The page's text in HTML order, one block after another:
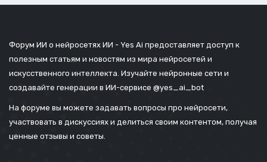
Форум ИИ о нейросетях ИИ - Yes Ai предоставляет доступ к
полезным статьям и новостям из мира нейросетей и
искусственного интеллекта. Изучайте нейронные сети и
создавайте генерации в ИИ-сервисе @yes_ai_bot
На форуме вы можете задавать вопросы про нейросети,
участвовать в дискуссиях и делиться своим контентом, получая
ценные отзывы и советы.